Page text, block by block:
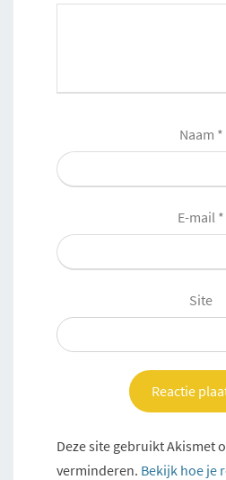
Naam *
E-mail *
Site
Deze site gebruikt Akismet
verminderen. Bekijk hoe je